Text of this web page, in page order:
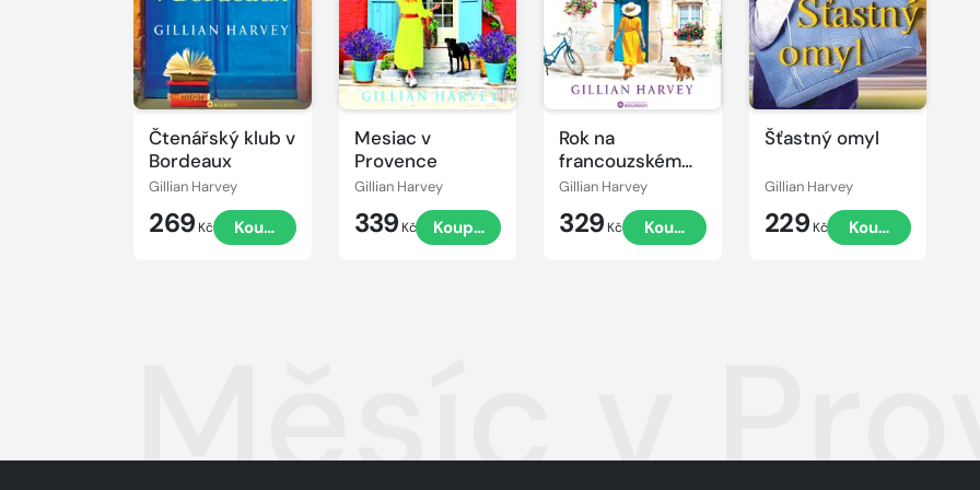
Čtenářský klub v
Bordeaux
Gillian Harvey
269 Kč Koupit
Mesiac v
Provence
Gillian Harvey
339 Kč Koupit
Rok na
francouzském
venkově
Gillian Harvey
329 Kč Koupit
Šťastný omyl
Gillian Harvey
229 Kč Koupit
Měsíc v